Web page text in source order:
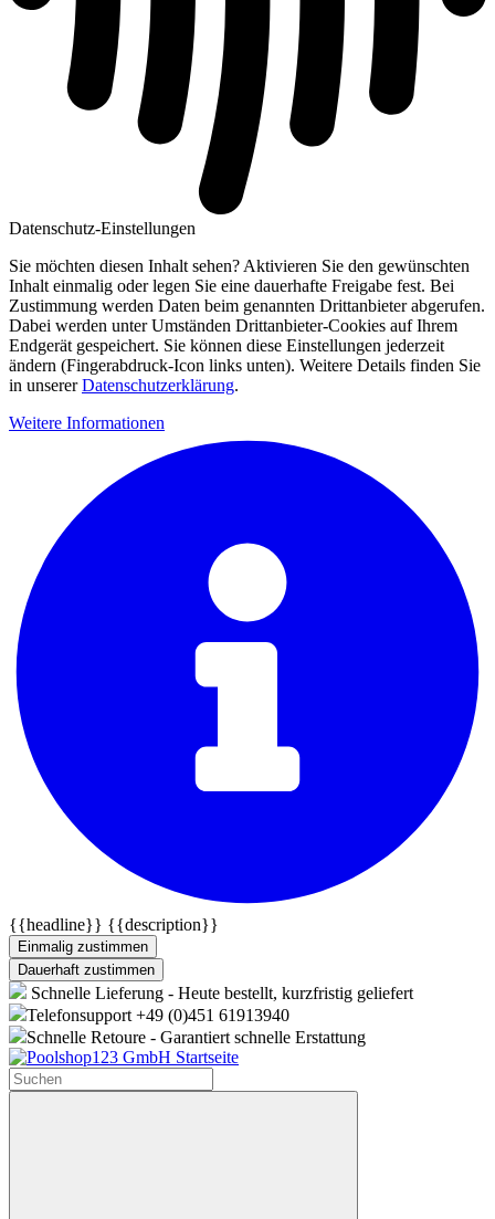
Datenschutz-Einstellungen
Sie möchten diesen Inhalt sehen? Aktivieren Sie den gewünschten
Inhalt einmalig oder legen Sie eine dauerhafte Freigabe fest. Bei
Zustimmung werden Daten beim genannten Drittanbieter abgerufen.
Dabei werden unter Umständen Drittanbieter-Cookies auf Ihrem
Endgerät gespeichert. Sie können diese Einstellungen jederzeit
ändern (Fingerabdruck-Icon links unten). Weitere Details finden Sie
in unsererDatenschutzerklärung.
Weitere Informationen
{{headline}} {{description}}
Einmalig zustimmen
Dauerhaft zustimmen
Schnelle Lieferung - Heute bestellt, kurzfristig geliefert
Telefonsupport +49 (0)451 61913940
Schnelle Retoure - Garantiert schnelle Erstattung